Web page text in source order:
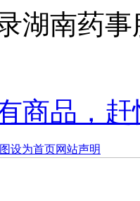
湖南药
商品，
设为首页网站声明